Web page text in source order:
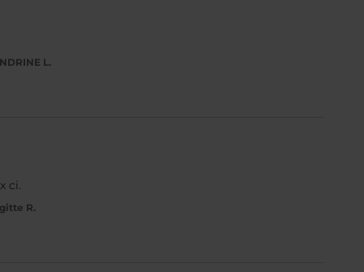
L.
ci.
R.